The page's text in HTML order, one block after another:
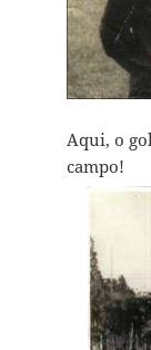
Aqui, o
campo!